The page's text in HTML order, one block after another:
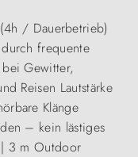
/ Dauerbetrieb)
frequente
Gewitter,
Reisen Lautstärke
Klänge
– kein lästiges
3 m Outdoor